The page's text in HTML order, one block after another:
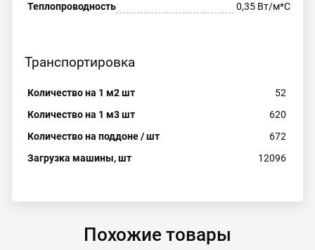
Теплопроводность
0,35 Вт/м*С
Транспортировка
Количество на 1 м2 шт
52
Количество на 1 м3 шт
620
Количество на поддоне / шт
672
Загрузка машины, шт
12096
Похожие товары